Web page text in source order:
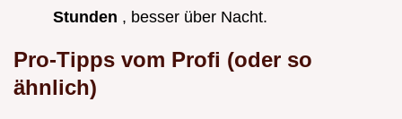
Stunden , besser über Nacht.
Pro-Tipps vom Profi (oder so
ähnlich)